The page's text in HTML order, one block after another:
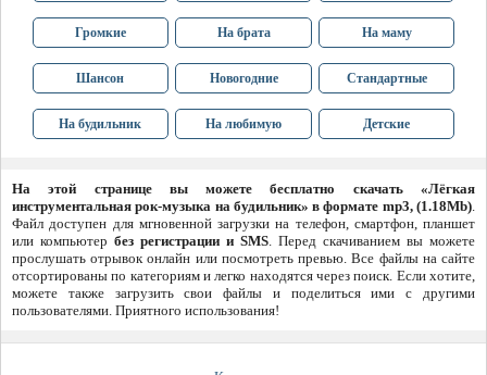
Громкие На брата На маму
Шансон Новогодние Стандартные
На будильник На любимую Детские
На этой странице вы можете бесплатно скачать «Лёгкая
инструментальная рок-музыка на будильник» в формате mp3, (1.18Mb).
Файл доступен для мгновенной загрузки на телефон, смартфон, планшет
или компьютер без регистрации и SMS. Перед скачиванием вы можете
прослушать отрывок онлайн или посмотреть превью. Все файлы на сайте
отсортированы по категориям и легко находятся через поиск. Если хотите,
можете также загрузить свои файлы и поделиться ими с другими
пользователями. Приятного использования!